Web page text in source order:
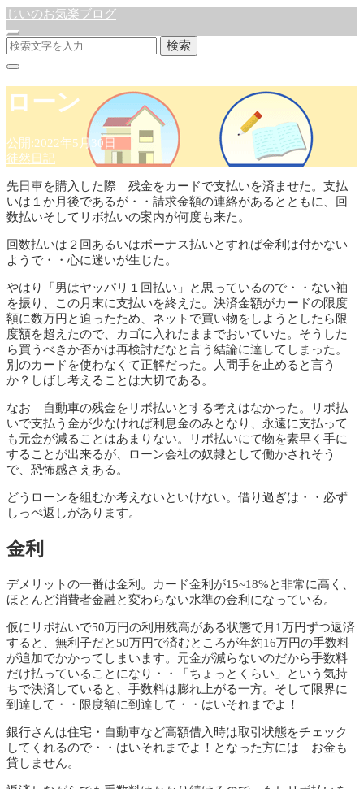
じいのお気楽ブログ
検索
ローン
公開:2022年5月30日
徒然日記
先日車を購入した際 残金をカードで支払いを済ませた。支払
いは１か月後であるが・・請求金額の連絡があるとともに、回
数払いそしてリボ払いの案内が何度も来た。
回数払いは２回あるいはボーナス払いとすれば金利は付かない
ようで・・心に迷いが生じた。
やはり「男はヤッパリ１回払い」と思っているので・・ない袖
を振り、この月末に支払いを終えた。決済金額がカードの限度
額に数万円と迫ったため、ネットで買い物をしようとしたら限
度額を超えたので、カゴに入れたままでおいていた。そうした
ら買うべきか否かは再検討だなと言う結論に達してしまった。
別のカードを使わなくて正解だった。人間手を止めると言う
か？しばし考えることは大切である。
なお 自動車の残金をリボ払いとする考えはなかった。リボ払
いで支払う金が少なければ利息金のみとなり、永遠に支払って
も元金が減ることはあまりない。リボ払いにて物を素早く手に
することが出来るが、ローン会社の奴隷として働かされそう
で、恐怖感さえある。
どうローンを組むか考えないといけない。借り過ぎは・・必ず
しっぺ返しがあります。
金利
デメリットの一番は金利。カード金利が15~18%と非常に高く、
ほとんど消費者金融と変わらない水準の金利になっている。
仮にリボ払いで50万円の利用残高がある状態で月1万円ずつ返済
すると、無利子だと50万円で済むところが年約16万円の手数料
が追加でかかってしまいます。元金が減らないのだから手数料
だけ払っていることになり・・「ちょっとくらい」という気持
ちで決済していると、手数料は膨れ上がる一方。そして限界に
到達して・・限度額に到達して・・はいそれまでよ！
銀行さんは住宅・自動車など高額借入時は取引状態をチェック
してくれるので・・はいそれまでよ！となった方には お金も
貸しません。